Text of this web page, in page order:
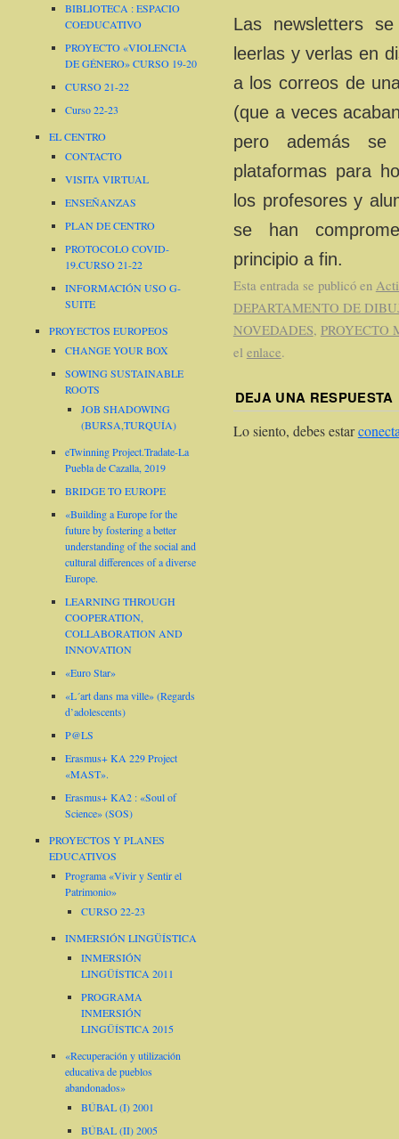
Las newsletters
leerlas y verlas en
a los correos de
(que a veces
pero además se
plataformas para
los profesores y
se han
principio a fin.
Esta entrada se publicó en
DEPARTAMENTO DE
NOVEDADES, PROYECTO
el enlace.
DEJA UNA RESPUESTA
Lo siento, debes estar
BIBLIOTECA : ESPACIO
COEDUCATIVO
PROYECTO «VIOLENCIA
DE GÉNERO» CURSO 19-20
CURSO 21-22
Curso 22-23
EL CENTRO
CONTACTO
VISITA VIRTUAL
ENSEÑANZAS
PLAN DE CENTRO
PROTOCOLO COVID-
19.CURSO 21-22
INFORMACIÓN USO G-
SUITE
PROYECTOS EUROPEOS
CHANGE YOUR BOX
SOWING SUSTAINABLE
ROOTS
JOB SHADOWING
(BURSA,TURQUÍA)
eTwinning Project.Tradate-La
Puebla de Cazalla, 2019
BRIDGE TO EUROPE
«Building a Europe for the
future by fostering a better
understanding of the social and
cultural differences of a diverse
Europe.
LEARNING THROUGH
COOPERATION,
COLLABORATION AND
INNOVATION
«Euro Star»
«L´art dans ma ville» (Regards
d’adolescents)
P@LS
Erasmus+ KA 229 Project
«MAST».
Erasmus+ KA2 : «Soul of
Science» (SOS)
PROYECTOS Y PLANES
EDUCATIVOS
Programa «Vivir y Sentir el
Patrimonio»
CURSO 22-23
INMERSIÓN LINGÜÍSTICA
INMERSIÓN
LINGÜÍSTICA 2011
PROGRAMA
INMERSIÓN
LINGÜÍSTICA 2015
«Recuperación y utilización
educativa de pueblos
abandonados»
BÚBAL (I) 2001
BÚBAL (II) 2005